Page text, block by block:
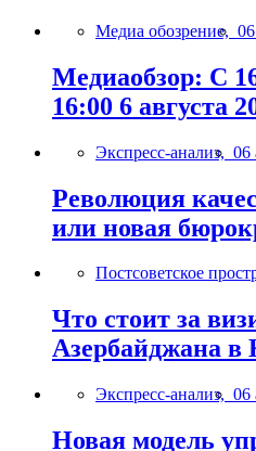
Медиа обозрение,
Медиаобзор: С
16:00 6 августа
Экспресс-анализ, 06
Революция
или новая
Постсоветское
Что стоит за
Азербайджана в
Экспресс-анализ, 06
Новая модель